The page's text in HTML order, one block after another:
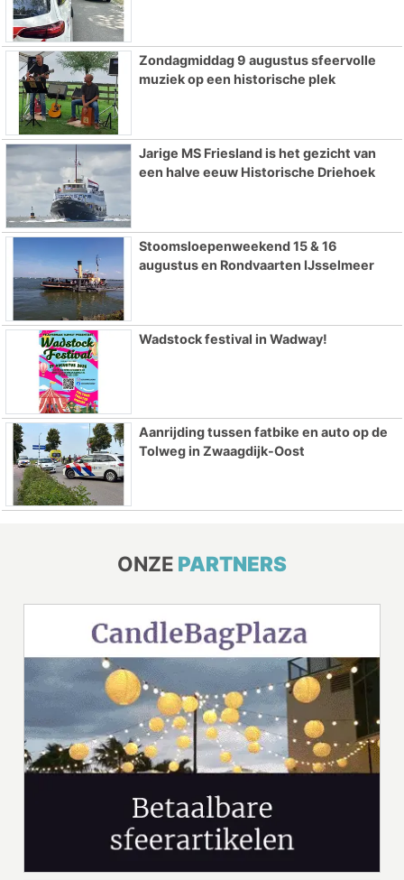
Zondagmiddag 9 augustus sfeervolle
muziek op een historische plek
Jarige MS Friesland is het gezicht van
een halve eeuw Historische Driehoek
Stoomsloepenweekend 15 & 16
augustus en Rondvaarten IJsselmeer
Wadstock festival in Wadway!
Aanrijding tussen fatbike en auto op de
Tolweg in Zwaagdijk-Oost
ONZE PARTNERS